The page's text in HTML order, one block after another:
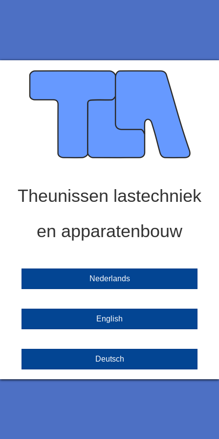
Theunissen lastechniek
en apparatenbouw
Nederlands
English
Deutsch